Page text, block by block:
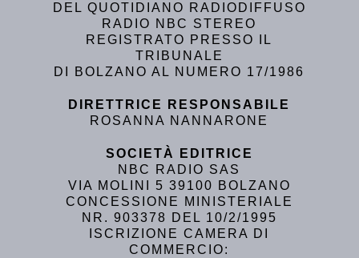
DEL QUOTIDIANO RADIODIFFUSO
RADIO NBC STEREO
REGISTRATO PRESSO IL
TRIBUNALE
DI BOLZANO AL NUMERO 17/1986
DIRETTRICE RESPONSABILE
ROSANNA NANNARONE
SOCIETÀ EDITRICE
NBC RADIO SAS
VIA MOLINI 5 39100 BOLZANO
CONCESSIONE MINISTERIALE
NR. 903378 DEL 10/2/1995
ISCRIZIONE CAMERA DI
COMMERCIO: